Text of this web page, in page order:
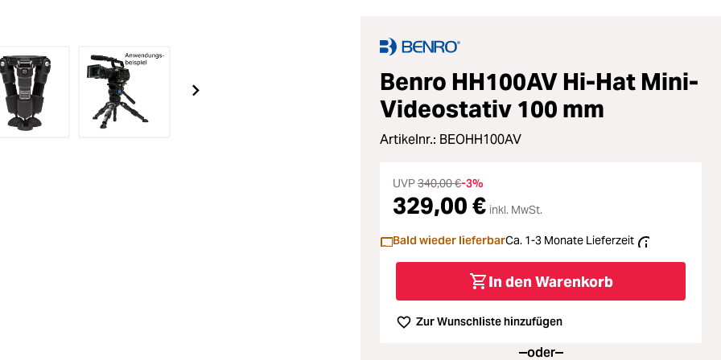
Benro HH100AV Hi-Hat Mini-
Videostativ 100 mm
Artikelnr.: BEOHH100AV
UVP340,00 €-3%
329,00 € inkl. MwSt.
Bald wieder lieferbarCa. 1-3 Monate Lieferzeit
In den Warenkorb
Zur Wunschliste hinzufügen
oder